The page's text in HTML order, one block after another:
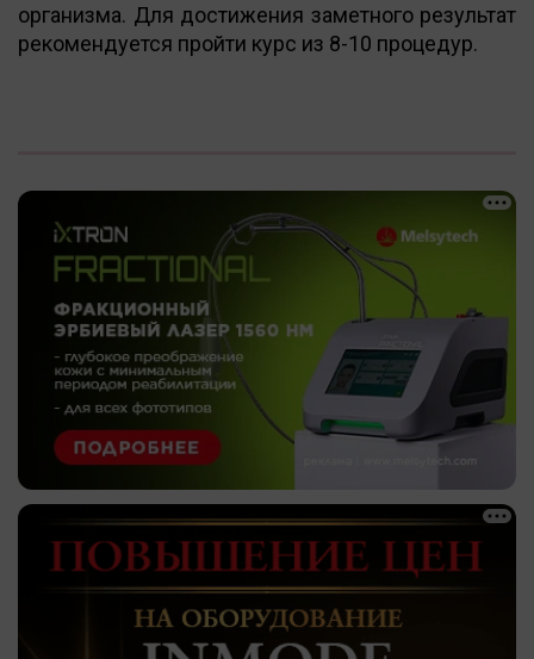
организма. Для достижения заметного результат
рекомендуется пройти курс из 8-10 процедур.